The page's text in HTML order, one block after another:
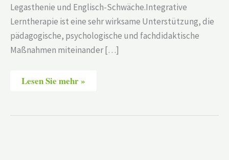
Legasthenie und Englisch-Schwäche.Integrative
Lerntherapie ist eine sehr wirksame Unterstützung, die
pädagogische, psychologische und fachdidaktische
Maßnahmen miteinander […]
Lesen Sie mehr »